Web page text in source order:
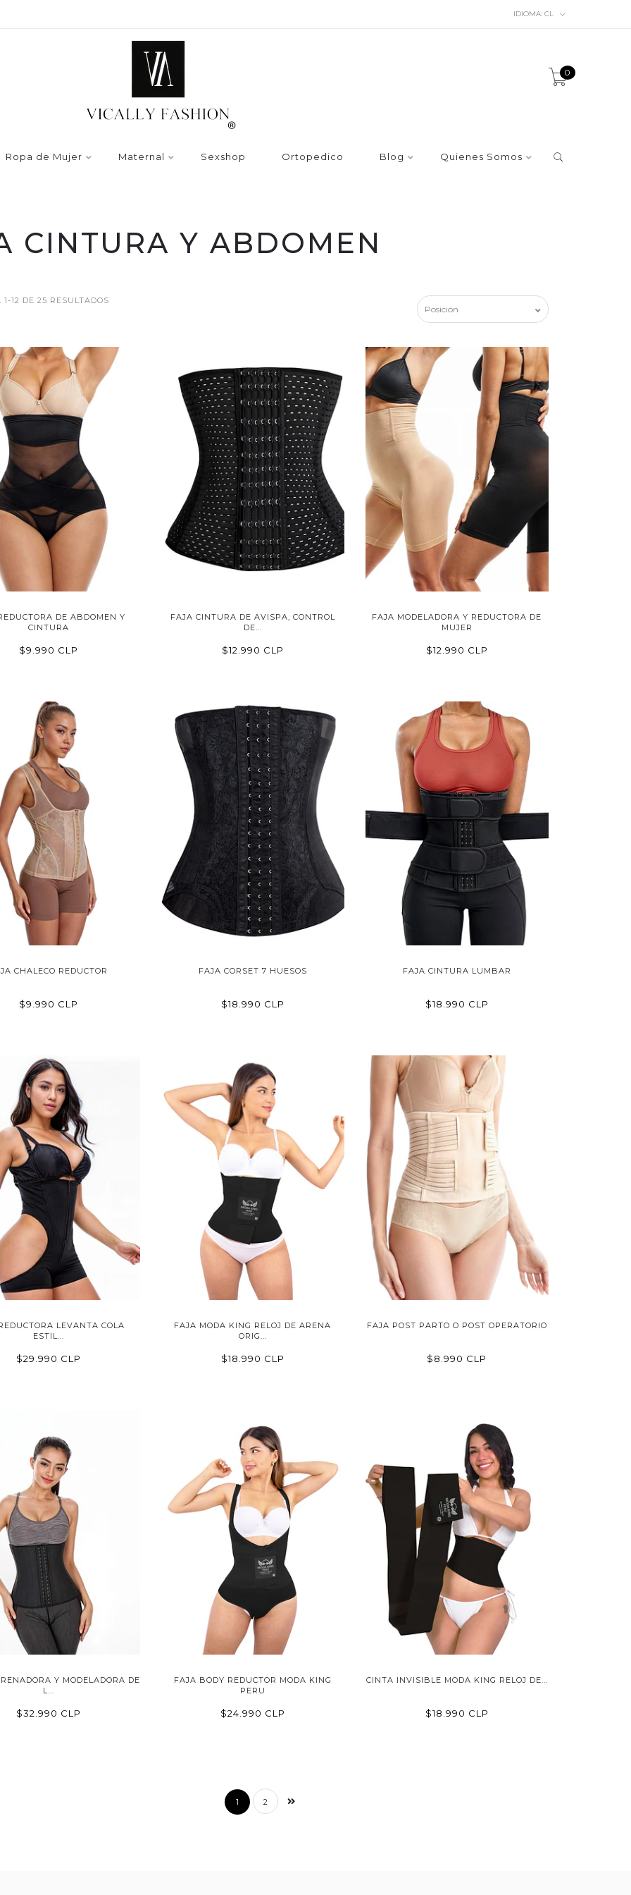
IDIOMA: CL
0
Ropa de Mujer Maternal Sexshop Ortopedico Blog Quienes Somos
CINTURA Y ABDOMEN
12 DE 25 RESULTADOS
DE ABDOMEN Y
CINTURA
$9.990 CLP
FAJA CINTURA DE AVISPA, CONTROL
DE...
$12.990 CLP
FAJA MODELADORA Y REDUCTORA DE
MUJER
$12.990 CLP
CHALECO REDUCTOR
$9.990 CLP
FAJA CORSET 7 HUESOS
$18.990 CLP
FAJA CINTURA LUMBAR
$18.990 CLP
LEVANTA COLA
ESTIL...
$29.990 CLP
FAJA MODA KING RELOJ DE ARENA
ORIG...
$18.990 CLP
FAJA POST PARTO O POST OPERATORIO
$8.990 CLP
Y MODELADORA DE
L...
$32.990 CLP
FAJA BODY REDUCTOR MODA KING
PERU
$24.990 CLP
CINTA INVISIBLE MODA KING RELOJ DE...
$18.990 CLP
1 2